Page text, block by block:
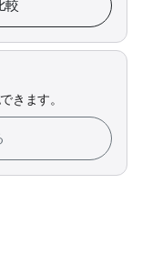
較
きます。